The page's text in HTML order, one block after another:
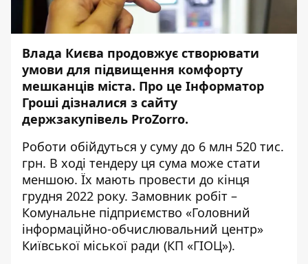
Влада Києва продовжує створювати
умови для підвищення комфорту
мешканців міста. Про це Інформатор
Гроші дізналися з сайту
держзакупівель ProZorro.
Роботи обійдуться у суму до 6 млн 520 тис.
грн. В ході тендеру ця сума може стати
меншою. Їх мають провести до кінця
грудня 2022 року. Замовник робіт –
Комунальне підприємство «Головний
інформаційно-обчислювальний центр»
Київської міської ради (КП «ГІОЦ»).